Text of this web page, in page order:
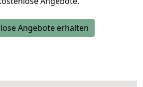
Angebote erhalten